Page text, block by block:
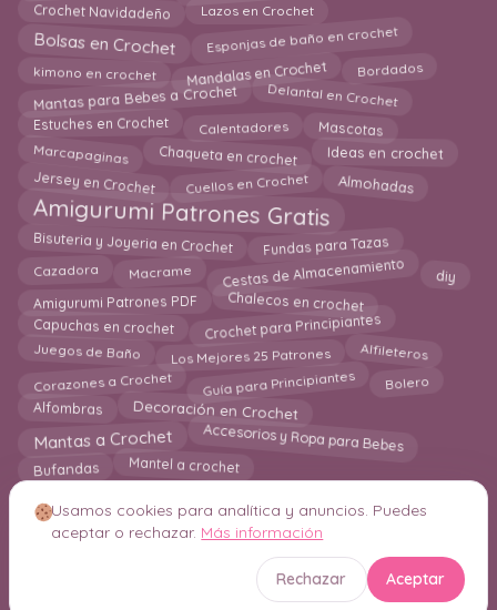
Crochet Navidadeño Lazos en Crochet
Bolsas en Crochet Esponjas de baño en crochet
kimono en crochet Mandalas en Crochet Bordados
Mantas para Bebes a Crochet Delantal en Crochet
Estuches en Crochet Calentadores Mascotas
Marcapaginas Chaqueta en crochet Ideas en crochet
Jersey en Crochet Cuellos en Crochet Almohadas
Amigurumi Patrones Gratis
Bisuteria y Joyeria en Crochet Fundas para Tazas
Cazadora Macrame Cestas de Almacenamiento diy
Amigurumi Patrones PDF Chalecos en crochet
Capuchas en crochet Crochet para Principiantes
Juegos de Baño Los Mejores 25 Patrones Alfileteros
Corazones a Crochet Guía para Principiantes Bolero
Alfombras Decoración en Crochet
Mantas a Crochet Accesorios y Ropa para Bebes
Bufandas Mantel a crochet
© 2026 Crochetisimo. Todos los derechos reservados.
Usamos cookies para analítica y anuncios. Puedes
aceptar o rechazar. Más información
Rechazar Aceptar